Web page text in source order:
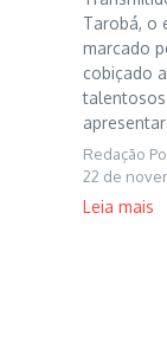
Tarobá, o
marcado
cobiçado
Redação
22 de
Leia mais